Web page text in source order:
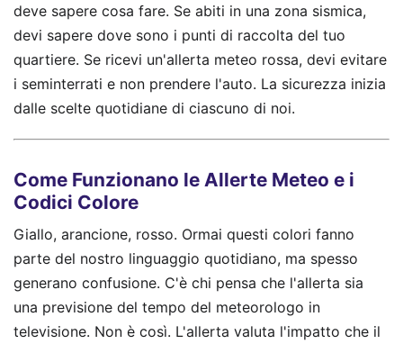
deve sapere cosa fare. Se abiti in una zona sismica,
devi sapere dove sono i punti di raccolta del tuo
quartiere. Se ricevi un'allerta meteo rossa, devi evitare
i seminterrati e non prendere l'auto. La sicurezza inizia
dalle scelte quotidiane di ciascuno di noi.
Come Funzionano le Allerte Meteo e i
Codici Colore
Giallo, arancione, rosso. Ormai questi colori fanno
parte del nostro linguaggio quotidiano, ma spesso
generano confusione. C'è chi pensa che l'allerta sia
una previsione del tempo del meteorologo in
televisione. Non è così. L'allerta valuta l'impatto che il